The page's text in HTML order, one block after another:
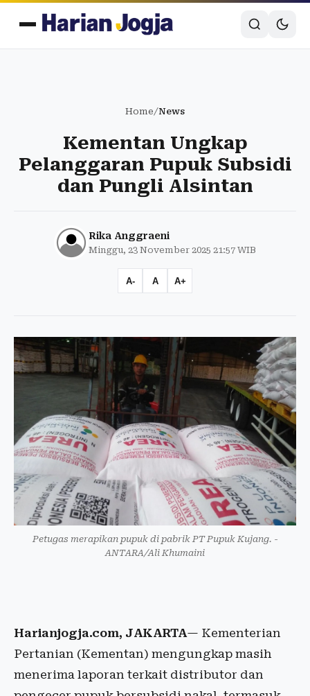
Home/News
Kementan Ungkap
Pelanggaran Pupuk Subsidi
dan Pungli Alsintan
Rika Anggraeni
Minggu, 23 November 2025 21:57 WIB
A- A A+
Petugas merapikan pupuk di pabrik PT Pupuk Kujang. -
ANTARA/Ali Khumaini
Harianjogja.com, JAKARTA— Kementerian
Pertanian (Kementan) mengungkap masih
menerima laporan terkait distributor dan